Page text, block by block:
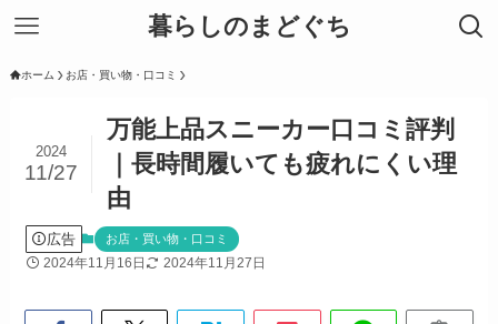
暮らしのまどぐち
ホーム お店・買い物・口コミ
万能上品スニーカー口コミ評判
｜長時間履いても疲れにくい理
由
2024
11/27
広告 お店・買い物・口コミ
2024年11月16日 2024年11月27日